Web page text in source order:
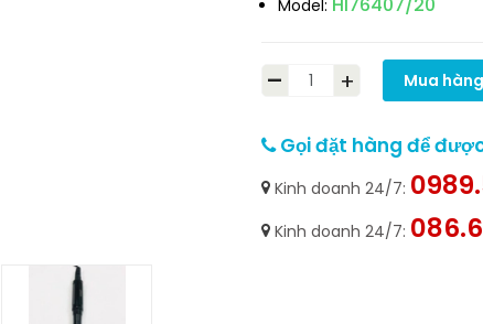
Model:
- + Mua hàng
Gọi đặt hàng để
Kinh doanh 24/7:
Kinh doanh 24/7: